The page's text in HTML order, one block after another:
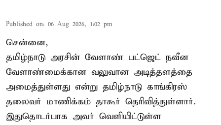
Published on: 06 Aug 2026, 1:02 pm
சென்னை,
தமிழ்நாடு அரசின் வேளாண் பட்ஜெட் நவீன
வேளாண்மைக்கான வலுவான அடித்தளத்தை
அமைத்துள்ளது என்று தமிழ்நாடு காங்கிரஸ்
தலைவர் மாணிக்கம் தாகூர் தெரிவித்துள்ளார்.
இதுதொடர்பாக அவர் வெளியிட்டுள்ள